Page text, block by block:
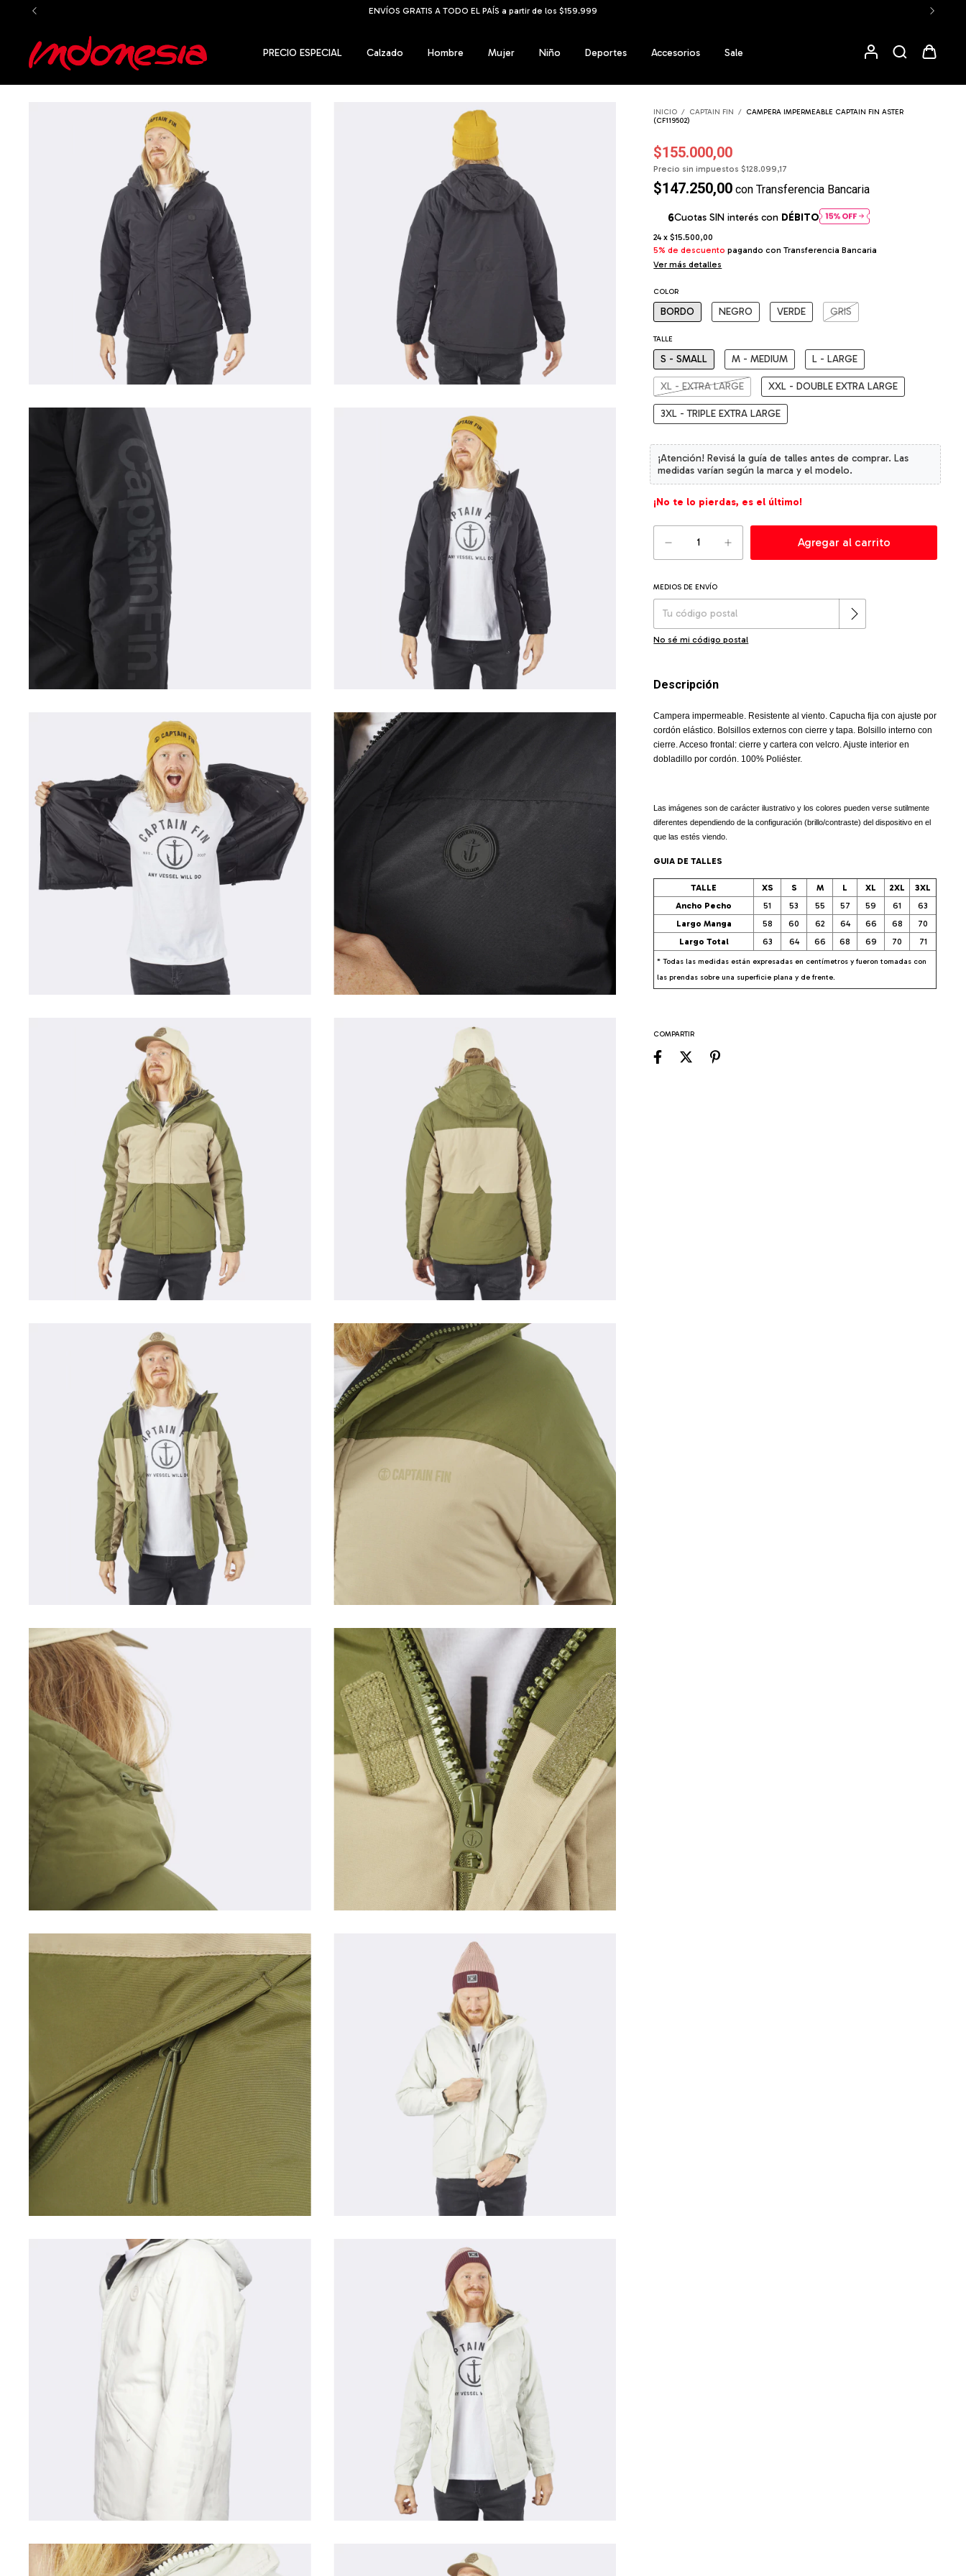
ENVÍOS GRATIS A TODO EL PAÍS a partir de los $159.999
PRECIO ESPECIAL Calzado Hombre Mujer Niño Deportes Accesorios Sale
INICIO / CAPTAIN FIN / CAMPERA IMPERMEABLE CAPTAIN FIN ASTER
(CF119502)
$155.000,00
Precio sin impuestos$128.099,17
$147.250,00 con Transferencia Bancaria
Cuotas SIN interés con DÉBITO
24 x$15.500,00
5% de descuento pagando con Transferencia Bancaria
Ver más detalles
COLOR
BORDO NEGRO VERDE GRIS
TALLE
S - SMALL M - MEDIUM L - LARGE
XL - EXTRA LARGE XXL - DOUBLE EXTRA LARGE
3XL - TRIPLE EXTRA LARGE
¡No te lo pierdas, es el último!
Entregas para el CP:
MEDIOS DE ENVÍO
No sé mi código postal
Descripción
Campera impermeable. Resistente al viento. Capucha fija con ajuste por
cordón elástico. Bolsillos externos con cierre y tapa. Bolsillo interno con
cierre. Acceso frontal: cierre y cartera con velcro. Ajuste interior en
dobladillo por cordón. 100% Poliéster.
Las imágenes son de carácter ilustrativo y los colores pueden verse sutilmente
diferentes dependiendo de la configuración (brillo/contraste) del dispositivo en el
que las estés viendo.
GUIA DE TALLES
TALLE XS S M L XL 2XL
3XL
Ancho Pecho
51 53 55 57 59 61
63
Largo Manga
58 60 62 64 66 68
70
Largo Total
63 64 66 68 69 70 71
* Todas las medidas están expresadas en centímetros y fueron tomadas con
las prendas sobre una superficie plana y de frente.
COMPARTIR